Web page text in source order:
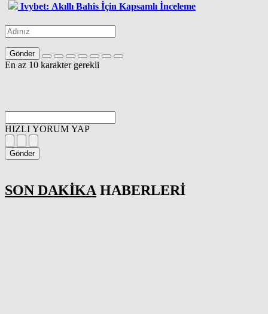
Ivybet: Akıllı Bahis İçin Kapsamlı İnceleme
Gönder
En az 10 karakter gerekli
HIZLI YORUM YAP
Gönder
SON DAKİKA HABERLERİ